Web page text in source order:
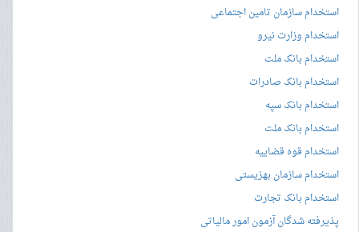
استخدام سازمان تامین اجتماعی
استخدام وزارت نیرو
استخدام بانک ملت
استخدام بانک صادرات
استخدام بانک سپه
استخدام بانک ملت
استخدام قوه قضاییه
استخدام سازمان بهزیستی
استخدام بانک تجارت
پذیرفته شدگان آزمون امور مالیاتی